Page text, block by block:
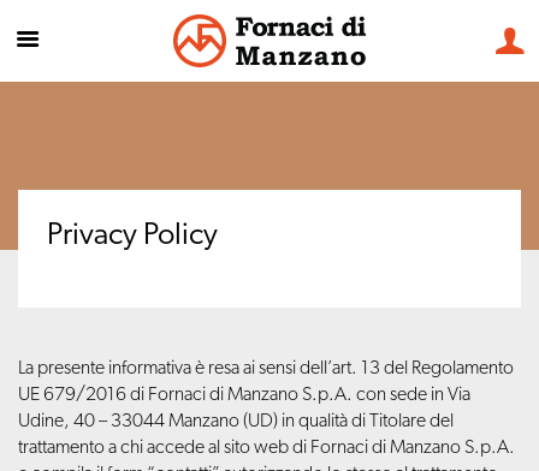
Privacy Policy
La presente informativa è resa ai sensi dell’art. 13 del Regolamento
UE 679/2016 di Fornaci di Manzano S.p.A. con sede in Via
Udine, 40 – 33044 Manzano (UD) in qualità di Titolare del
trattamento a chi accede al sito web di Fornaci di Manzano S.p.A.